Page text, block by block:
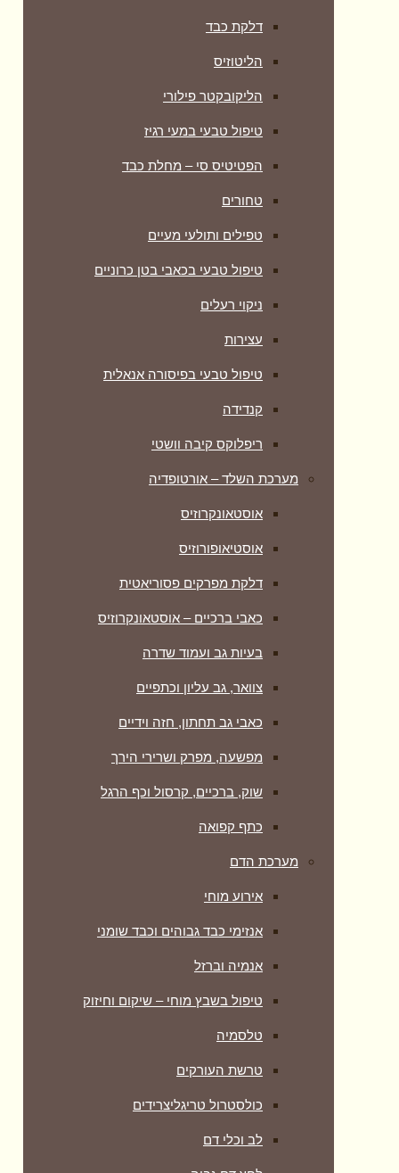
דלקת כבד
הליטוזיס
הליקובקטר פילורי
טיפול טבעי במעי רגיז
הפטיטיס סי – מחלת כבד
טחורים
טפילים ותולעי מעיים
טיפול טבעי בכאבי בטן כרוניים
ניקוי רעלים
עצירות
טיפול טבעי בפיסורה אנאלית
קנדידה
ריפלוקס קיבה וושטי
מערכת השלד – אורטופדיה
אוסטאונקרוזיס
אוסטיאופורוזיס
דלקת מפרקים פסוריאטית
כאבי ברכיים – אוסטאונקרוזיס
בעיות גב ועמוד שדרה
צוואר, גב עליון וכתפיים
כאבי גב תחתון, חזה וידיים
מפשעה, מפרק ושרירי הירך
שוק, ברכיים, קרסול וכף הרגל
כתף קפואה
מערכת הדם
אירוע מוחי
אנזימי כבד גבוהים וכבד שומני
אנמיה וברזל
טיפול בשבץ מוחי – שיקום וחיזוק
טלסמיה
טרשת העורקים
כולסטרול טריגליצרידים
לב וכלי דם